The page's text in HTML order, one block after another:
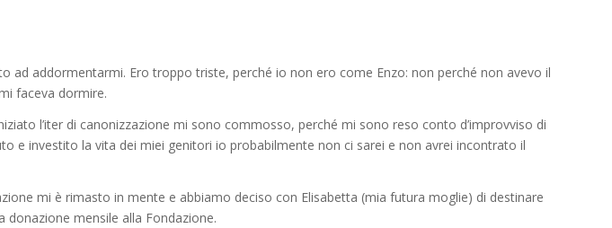
addormentarmi. Ero troppo triste, perché io non ero come Enzo: non perché non avevo il
faceva dormire.
l’iter di canonizzazione mi sono commosso, perché mi sono reso conto d’improvviso di
e investito la vita dei miei genitori io probabilmente non ci sarei e non avrei incontrato il
mi è rimasto in mente e abbiamo deciso con Elisabetta (mia futura moglie) di destinare
mensile alla Fondazione.